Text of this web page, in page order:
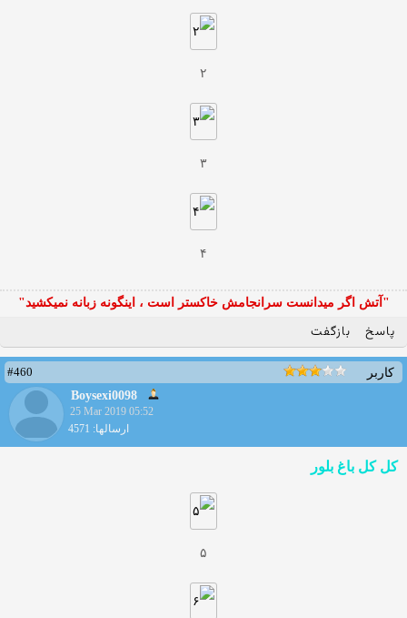
۲
۳
۴
"آتش اگر ميدانست سرانجامش خاكستر است ، اينگونه زبانه نميكشيد"
پاسخ بازگفت
کاربر
#460
Boysexi0098
25 Mar 2019 05:52
ارسالها: 4571
کل کل باغ بلور
۵